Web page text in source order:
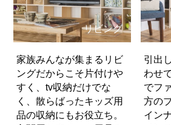
リビング
家族みんなが集まるリビ
ングだからこそ片付けや
すく、tv収納だけでな
く、散らばったキッズ用
品の収納にもお役立ち。
引出
わせ
でフ
方の
イン